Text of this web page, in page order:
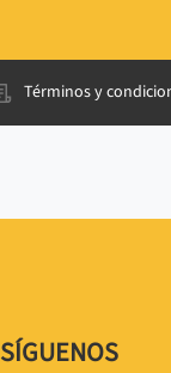
Términos y
SÍGUENOS